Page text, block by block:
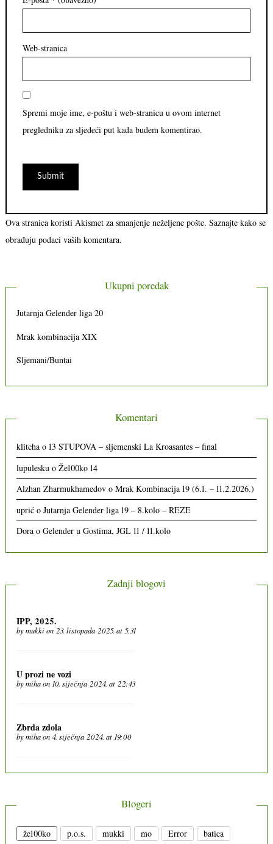
Web-stranica
Spremi moje ime, e-poštu i web-stranicu u ovom internet
pregledniku za sljedeći put kada budem komentirao.
Ova stranica koristi Akismet za smanjenje neželjene pošte. Saznajte kako se
obrađuju podaci vaših komentara.
Ukupni poredak
Jutarnja Gelender liga 20
Mrak kombinacija XIX
Sljemani/Buntai
Komentari
klitcha o13 STUPOVA – sljemenski La Kroasantes – final
lupulesku oŽe100ko 14
Alzhan Zharmukhamedov oMrak Kombinacija 19 (6.1. – 11.2.2026.)
uprić oJutarnja Gelender liga 19 – 8.kolo – REZE
Dora oGelender u Gostima, JGL 11 / 11.kolo
Zadnji blogovi
IPP, 2025.
bymukkion 23. listopada 2025. at 5:31
U prozi ne vozi
bymihaon 10. siječnja 2024. at 22:43
Zbrda zdola
bymihaon 4. siječnja 2024. at 19:00
Blogeri
že100ko p.o.s. mukki mo Error
batica